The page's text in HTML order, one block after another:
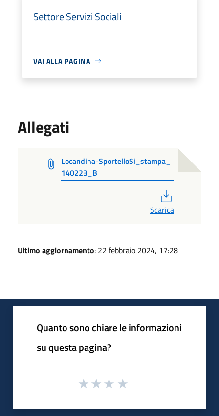
Settore Servizi Sociali
VAI ALLA PAGINA
Allegati
Locandina-SportelloSi_stampa_
140223_B
Scarica
Ultimo aggiornamento: 22 febbraio 2024, 17:28
Quanto sono chiare le informazioni
su questa pagina?